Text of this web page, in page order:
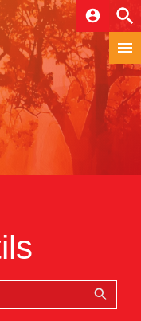
account_circle